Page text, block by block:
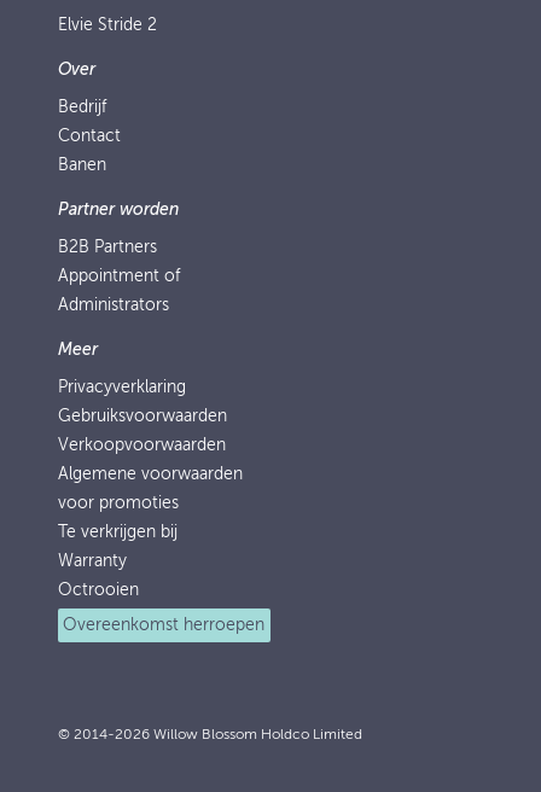
Elvie Stride 2
Over
Bedrijf
Contact
Banen
Partner worden
B2B Partners
Appointment of
Administrators
Meer
Privacyverklaring
Gebruiksvoorwaarden
Verkoopvoorwaarden
Algemene voorwaarden
voor promoties
Te verkrijgen bij
Warranty
Octrooien
Overeenkomst herroepen
© 2014-2026 Willow Blossom Holdco Limited